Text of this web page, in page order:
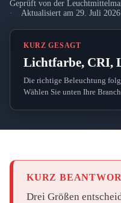
Geprüft von der
Aktualisiert am 29. Juli 2026
KURZ GESAGT
Lichtfarbe, CRI,
Die richtige Beleuchtung
Wählen Sie unten Ihre
KURZ
Drei Größen